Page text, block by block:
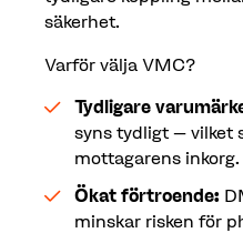
säkerhet.
Varför välja VMC?
Tydligare
syns tydligt – vilket
mottagarens inkorg.
Ökat förtroende:
minskar risken för